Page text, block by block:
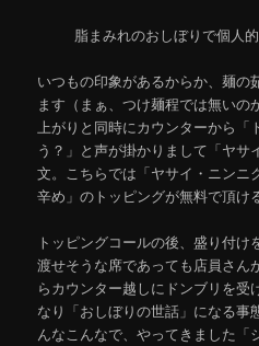
脂まみれのおしぼりで個人
いつもの印象があるからか、麺の
ます（まぁ、つけ麺程では無い
上がりと同時にカウンターから「
う？」と声が掛かりまして「ヤサ
文。こちらでは「ヤサイ・ニンニ
辛め」のトッピングが無料で頂け
トッピングコールの後、盛り付
渡せそうな席であっても店員さん
らカウンター越しにドンブリを受
なり「おしぼりの世話」になる事
んなこんなで、やってきました「